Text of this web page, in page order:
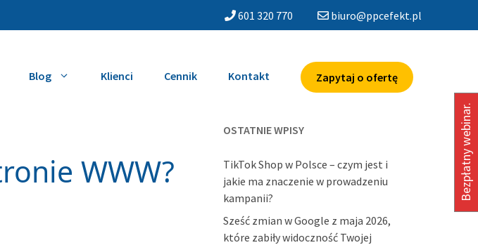
601 320 770 biuro@ppcefekt.pl
Blog Klienci Cennik Kontakt Zapytaj o ofertę
WWW?
OSTATNIE WPISY
TikTok Shop w Polsce – czym jest i
jakie ma znaczenie w prowadzeniu
kampanii?
Sześć zmian w Google z maja 2026,
które zabiły widoczność Twojej
Bezpłatny webinar.